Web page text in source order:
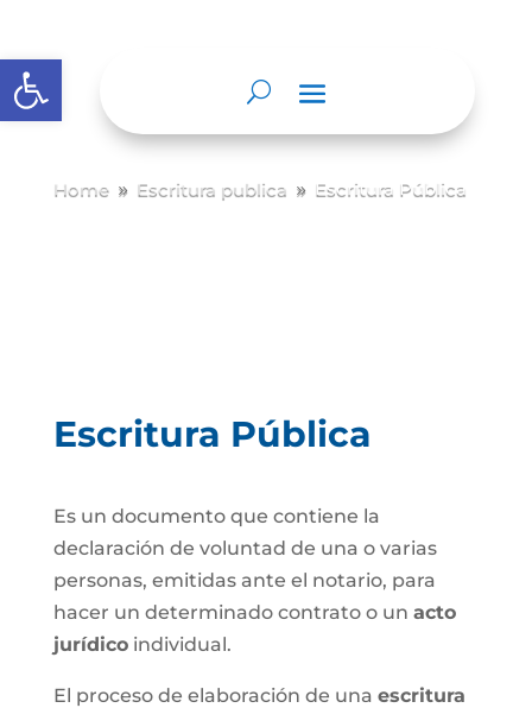
Abrir barra de herramientas
Home 9 Escritura publica 9 Escritura Pública
Escritura Pública
Es un documento que contiene la
declaración de voluntad de una o varias
personas, emitidas ante el notario, para
hacer un determinado contrato o un acto
jurídicoindividual.
El proceso de elaboración de una escritura